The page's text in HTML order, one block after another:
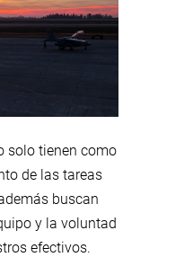
solo tienen como
de las tareas
buscan
y la voluntad
efectivos.